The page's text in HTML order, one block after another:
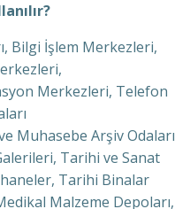
Bilgi İşlem Merkezleri,
Merkezleri, Telefon
Muhasebe Arşiv Odaları
Tarihi ve Sanat
Tarihi Binalar
Malzeme Depoları,